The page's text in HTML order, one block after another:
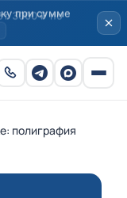
3000 ₽ по
полиграфия